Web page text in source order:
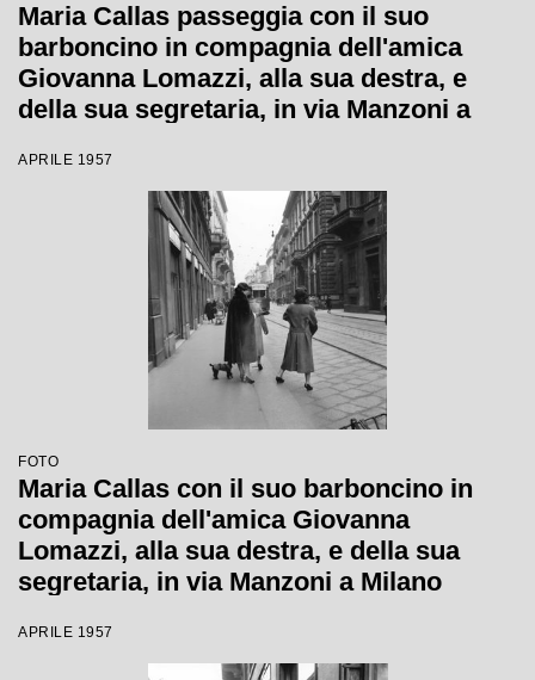
Maria Callas passeggia con il suo
barboncino in compagnia dell'amica
Giovanna Lomazzi, alla sua destra, e
della sua segretaria, in via Manzoni a
APRILE 1957
FOTO
Maria Callas con il suo barboncino in
compagnia dell'amica Giovanna
Lomazzi, alla sua destra, e della sua
segretaria, in via Manzoni a Milano
APRILE 1957